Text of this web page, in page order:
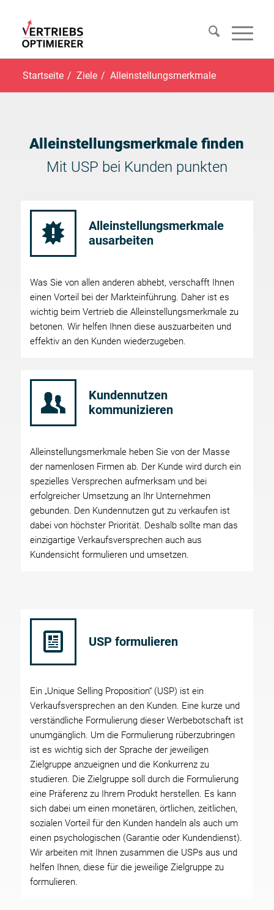
Startseite / Ziele / Alleinstellungsmerkmale
Alleinstellungsmerkmale finden
Mit USP bei Kunden punkten
Alleinstellungsmerkmale
ausarbeiten
Was Sie von allen anderen abhebt, verschafft Ihnen
einen Vorteil bei der Markteinführung. Daher ist es
wichtig beim Vertrieb die Alleinstellungsmerkmale zu
betonen. Wir helfen Ihnen diese auszuarbeiten und
effektiv an den Kunden wiederzugeben.
Kundennutzen
kommunizieren
Alleinstellungsmerkmale heben Sie von der Masse
der namenlosen Firmen ab. Der Kunde wird durch ein
spezielles Versprechen aufmerksam und bei
erfolgreicher Umsetzung an Ihr Unternehmen
gebunden. Den Kundennutzen gut zu verkaufen ist
dabei von höchster Priorität. Deshalb sollte man das
einzigartige Verkaufsversprechen auch aus
Kundensicht formulieren und umsetzen.
USP formulieren
Ein „Unique Selling Proposition“ (USP) ist ein
Verkaufsversprechen an den Kunden. Eine kurze und
verständliche Formulierung dieser Werbebotschaft ist
unumgänglich. Um die Formulierung rüberzubringen
ist es wichtig sich der Sprache der jeweiligen
Zielgruppe anzueignen und die Konkurrenz zu
studieren. Die Zielgruppe soll durch die Formulierung
eine Präferenz zu Ihrem Produkt herstellen. Es kann
sich dabei um einen monetären, örtlichen, zeitlichen,
sozialen Vorteil für den Kunden handeln als auch um
einen psychologischen (Garantie oder Kundendienst).
Wir arbeiten mit Ihnen zusammen die USPs aus und
helfen Ihnen, diese für die jeweilige Zielgruppe zu
formulieren.